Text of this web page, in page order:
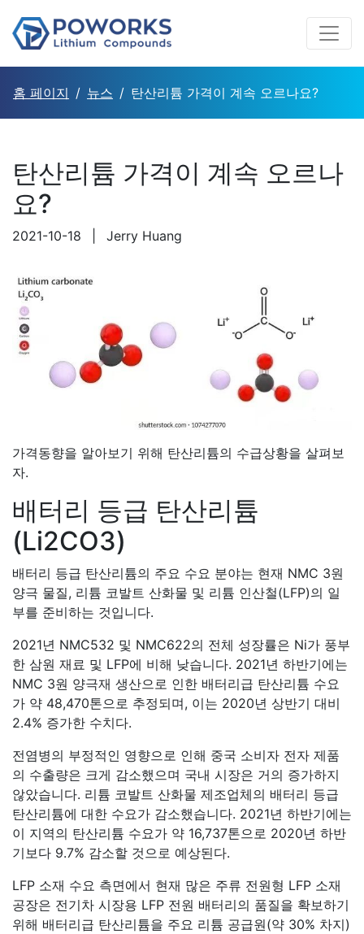
홈 페이지 뉴스 탄산리튬 가격이 계속 오르나요?
탄산리튬 가격이 계속 오르나
요?
2021-10-18 Jerry Huang
가격동향을 알아보기 위해 탄산리튬의 수급상황을 살펴보
자.
배터리 등급 탄산리튬
(Li2CO3)
배터리 등급 탄산리튬의 주요 수요 분야는 현재 NMC 3원
양극 물질, 리튬 코발트 산화물 및 리튬 인산철(LFP)의 일
부를 준비하는 것입니다.
2021년 NMC532 및 NMC622의 전체 성장률은 Ni가 풍부
한 삼원 재료 및 LFP에 비해 낮습니다. 2021년 하반기에는
NMC 3원 양극재 생산으로 인한 배터리급 탄산리튬 수요
가 약 48,470톤으로 추정되며, 이는 2020년 상반기 대비
2.4% 증가한 수치다.
전염병의 부정적인 영향으로 인해 중국 소비자 전자 제품
의 수출량은 크게 감소했으며 국내 시장은 거의 증가하지
않았습니다. 리튬 코발트 산화물 제조업체의 배터리 등급
탄산리튬에 대한 수요가 감소했습니다. 2021년 하반기에는
이 지역의 탄산리튬 수요가 약 16,737톤으로 2020년 하반
기보다 9.7% 감소할 것으로 예상된다.
LFP 소재 수요 측면에서 현재 많은 주류 전원형 LFP 소재
공장은 전기차 시장용 LFP 전원 배터리의 품질을 확보하기
위해 배터리급 탄산리튬을 주요 리튬 공급원(약 30% 차지)